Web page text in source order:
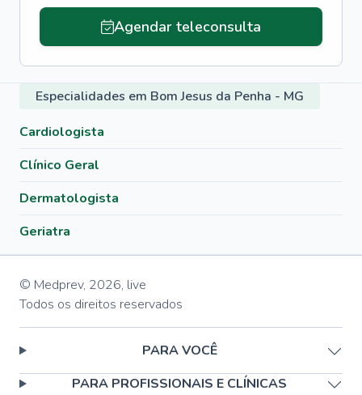
Agendar teleconsulta
Especialidades em Bom Jesus da Penha - MG
Cardiologista
Clínico Geral
Dermatologista
Geriatra
© Medprev, 2026, live
Todos os direitos reservados
PARA VOCÊ
PARA PROFISSIONAIS E CLÍNICAS